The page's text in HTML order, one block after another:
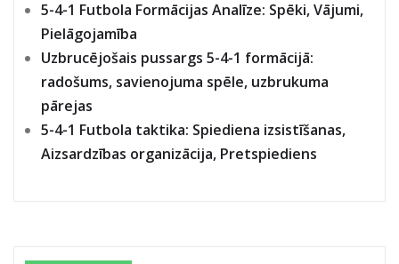
5-4-1 Futbola Formācijas Analīze: Spēki, Vājumi,
Pielāgojamība
Uzbrucējošais pussargs 5-4-1 formācijā:
radošums, savienojuma spēle, uzbrukuma
pārejas
5-4-1 Futbola taktika: Spiediena izsistīšanas,
Aizsardzības organizācija, Pretspiediens